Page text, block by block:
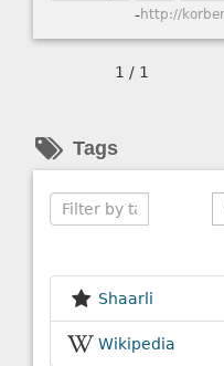
-
1 / 1
Tags
Shaarli
Wikipedia